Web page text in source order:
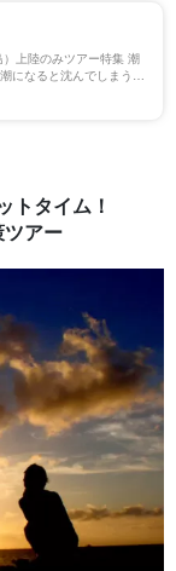
上陸のみツアー特集 潮
になると沈んでしまう
トタイム！
アー